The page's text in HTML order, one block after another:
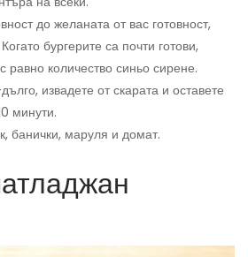
до желаната от вас готовност,
бургерите са почти готови,
равно количество синьо сирене.
извадете от скарата и оставете
минути.
банички, маруля и домат.